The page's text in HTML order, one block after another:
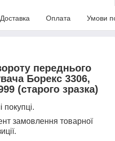
Доставка Оплата Умови
переднього
Борекс 3306,
(старого зразка)
покупці.
замовлення товарної